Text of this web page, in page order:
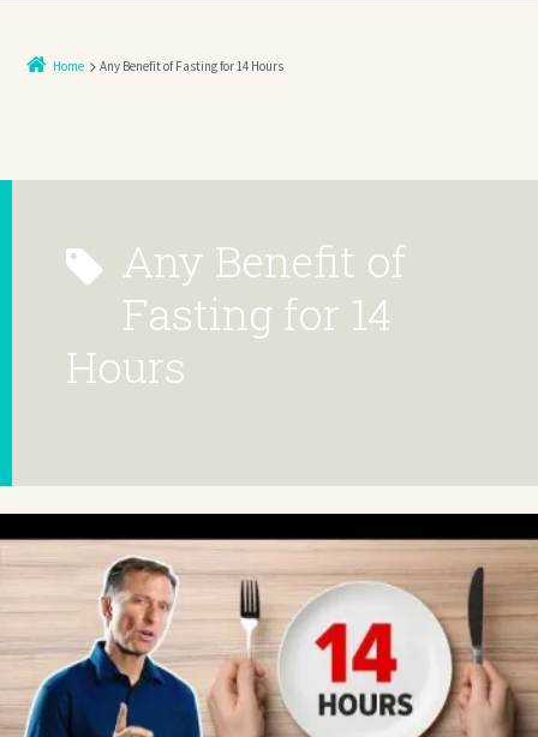
Home Any Benefit of Fasting for 14 Hours
Any Benefit of
Fasting for 14
Hours